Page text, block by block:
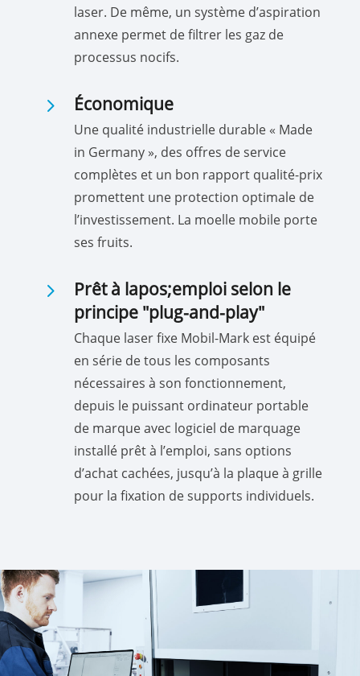
laser. De même, un système d’aspiration
annexe permet de filtrer les gaz de
processus nocifs.
5 Économique
Une qualité industrielle durable « Made
in Germany », des offres de service
complètes et un bon rapport qualité-prix
promettent une protection optimale de
l’investissement. La moelle mobile porte
ses fruits.
5
Prêt à lapos;emploi selon le
principe "plug-and-play"
Chaque laser fixe Mobil-Mark est équipé
en série de tous les composants
nécessaires à son fonctionnement,
depuis le puissant ordinateur portable
de marque avec logiciel de marquage
installé prêt à l’emploi, sans options
d’achat cachées, jusqu’à la plaque à grille
pour la fixation de supports individuels.